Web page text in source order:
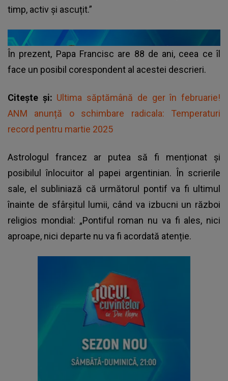
timp, activ și ascuțit.”
În prezent, Papa Francisc are 88 de ani, ceea ce îl
face un posibil corespondent al acestei descrieri.
Citește și: Ultima săptămână de ger în februarie!
ANM anunță o schimbare radicala: Temperaturi
record pentru martie 2025
Astrologul francez ar putea să fi menționat și
posibilul înlocuitor al papei argentinian. În scrierile
sale, el subliniază că următorul pontif va fi ultimul
înainte de sfârșitul lumii, când va izbucni un război
religios mondial: „Pontiful roman nu va fi ales, nici
aproape, nici departe nu va fi acordată atenție.